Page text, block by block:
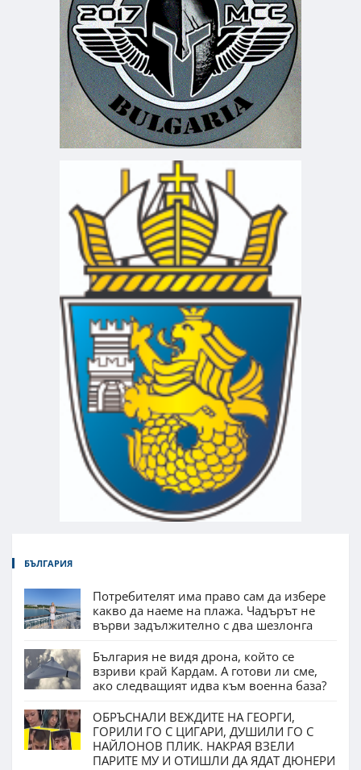
БЪЛГАРИЯ
Потребителят има право сам да избере
какво да наеме на плажа. Чадърът не
върви задължително с два шезлонга
България не видя дрона, който се
взриви край Кардам. А готови ли сме,
ако следващият идва към военна база?
ОБРЪСНАЛИ ВЕЖДИТЕ НА ГЕОРГИ,
ГОРИЛИ ГО С ЦИГАРИ, ДУШИЛИ ГО С
НАЙЛОНОВ ПЛИК. НАКРАЯ ВЗЕЛИ
ПАРИТЕ МУ И ОТИШЛИ ДА ЯДАТ ДЮНЕРИ